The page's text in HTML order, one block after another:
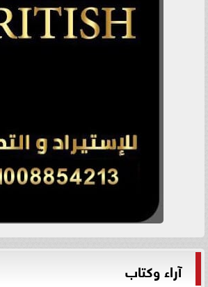
آراء وكتاب